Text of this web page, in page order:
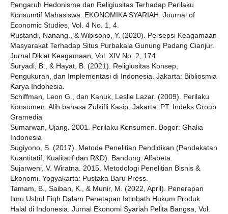
Pengaruh Hedonisme dan Religiusitas Terhadap Perilaku
Konsumtif Mahasiswa. EKONOMIKA SYARIAH: Journal of
Economic Studies, Vol. 4 No. 1, 4.
Rustandi, Nanang., & Wibisono, Y. (2020). Persepsi Keagamaan
Masyarakat Terhadap Situs Purbakala Gunung Padang Cianjur.
Jurnal Diklat Keagamaan, Vol. XIV No. 2, 174.
Suryadi, B., & Hayat, B. (2021). Religiusitas Konsep,
Pengukuran, dan Implementasi di Indonesia. Jakarta: Bibliosmia
Karya Indonesia.
Schiffman, Leon G., dan Kanuk, Leslie Lazar. (2009). Perilaku
Konsumen. Alih bahasa Zulkifli Kasip. Jakarta: PT. Indeks Group
Gramedia
Sumarwan, Ujang. 2001. Perilaku Konsumen. Bogor: Ghalia
Indonesia
Sugiyono, S. (2017). Metode Penelitian Pendidikan (Pendekatan
Kuantitatif, Kualitatif dan R&D). Bandung: Alfabeta.
Sujarweni, V. Wiratna. 2015. Metodologi Penelitian Bisnis &
Ekonomi. Yogyakarta: Pustaka Baru Press.
Tamam, B., Saiban, K., & Munir, M. (2022, April). Penerapan
Ilmu Ushul Fiqh Dalam Penetapan Istinbath Hukum Produk
Halal di Indonesia. Jurnal Ekonomi Syariah Pelita Bangsa, Vol.